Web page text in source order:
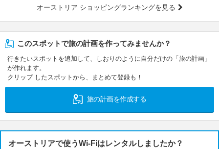
オーストリア ショッピングランキングを見る
このスポットで旅の計画を作ってみませんか？
行きたいスポットを追加して、しおりのように自分だけの「旅の計画」
が作れます。
クリップ したスポットから、まとめて登録も！
旅の計画を作成する
オーストリアで使うWi-Fiはレンタルしましたか？